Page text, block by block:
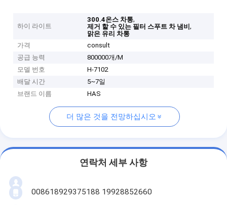
하이 라이트
300.4온스 차통,
제거 할 수 있는 필터 스푸트 차 냄비,
맑은 유리 차통
가격
consult
공급 능력
800000개/M
모델 번호
H-7102
배달 시간
5~7일
브랜드 이름
HAS
더 많은 것을 전망하십시오
연락처 세부 사항
008618929375188 19928852660